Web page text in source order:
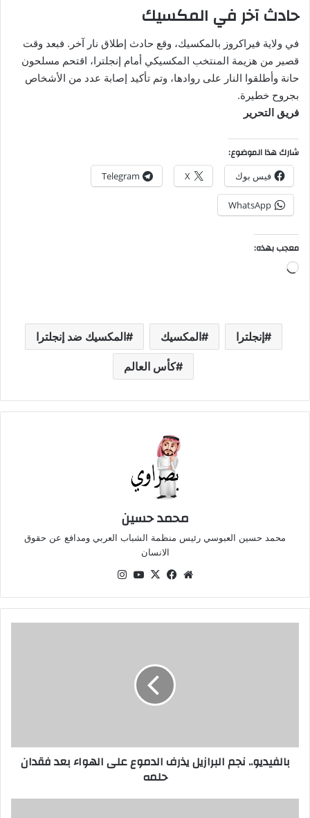
حادث آخر في المكسيك
في ولاية فيراكروز بالمكسيك، وقع حادث إطلاق نار آخر. فبعد وقت
قصير من هزيمة المنتخب المكسيكي أمام إنجلترا، اقتحم مسلحون
حانة وأطلقوا النار على روادها، وتم تأكيد إصابة عدد من الأشخاص
بجروح خطيرة.
فريق التحرير
شارك هذا الموضوع:
فيس بوك X
Telegram
WhatsApp
معجب بهذه:
جاري
إنجلترا المكسيك المكسيك ضد إنجلترا
كأس العالم
محمد حسين
محمد حسين العبوسي رئيس منظمة الشباب العربي ومدافع عن حقوق
الانسان
موقعفيسبوك
‫X
‫YouTube
فقدان
حلمه
بالفيديو.. نجم البرازيل يذرف الدموع على الهواء بعد فقدان
حلمه